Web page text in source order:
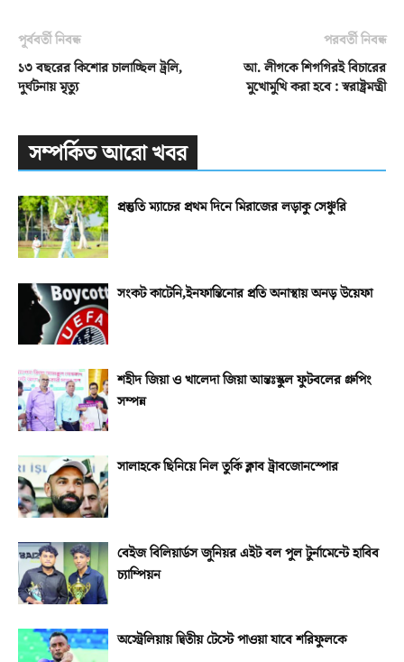
পূর্ববর্তী নিবন্ধ
১৩ বছরের কিশোর চালাচ্ছিল ট্রলি,
দুর্ঘটনায় মৃত্যু
পরবর্তী নিবন্ধ
আ. লীগকে শিগগিরই বিচারের
মুখোমুখি করা হবে : স্বরাষ্ট্রমন্ত্রী
সম্পর্কিত আরো খবর
প্রস্তুতি ম্যাচের প্রথম দিনে মিরাজের লড়াকু সেঞ্চুরি
সংকট কাটেনি,ইনফান্তিনোর প্রতি অনাস্থায় অনড় উয়েফা
শহীদ জিয়া ও খালেদা জিয়া আন্তঃস্কুল ফুটবলের গ্রুপিং
সম্পন্ন
সালাহকে ছিনিয়ে নিল তুর্কি ক্লাব ট্রাবজোনস্পোর
বেইজ বিলিয়ার্ডস জুনিয়র এইট বল পুল টুর্নামেন্টে হাবিব
চ্যাম্পিয়ন
অস্ট্রেলিয়ায় দ্বিতীয় টেস্টে পাওয়া যাবে শরিফুলকে